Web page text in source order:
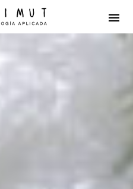
Acimut
Psicología